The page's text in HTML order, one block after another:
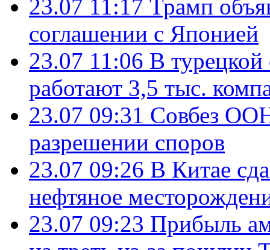
23.07 11:17 Трамп
соглашении с Японией
23.07 11:06 В
работают 3,5 тыс.
23.07 09:31 Совбез
разрешении споров
23.07 09:26 В Китае
нефтяное
23.07 09:23 Прибыль